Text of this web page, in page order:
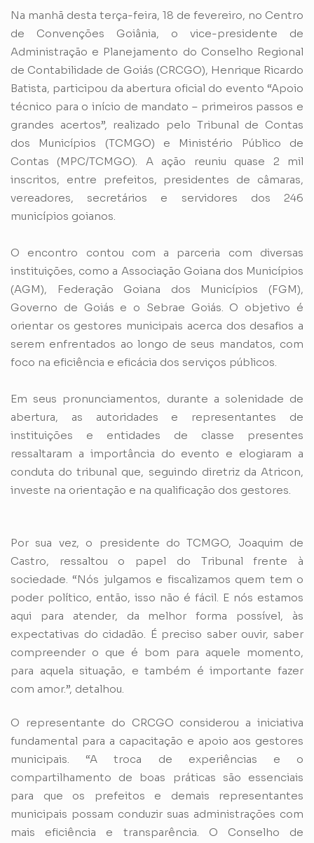
Na manhã desta terça-feira, 18 de fevereiro, no Centro
de Convenções Goiânia, o vice-presidente de
Administração e Planejamento do Conselho Regional
de Contabilidade de Goiás (CRCGO), Henrique Ricardo
Batista, participou da abertura oficial do evento “Apoio
técnico para o início de mandato – primeiros passos e
grandes acertos”, realizado pelo Tribunal de Contas
dos Municípios (TCMGO) e Ministério Público de
Contas (MPC/TCMGO). A ação reuniu quase 2 mil
inscritos, entre prefeitos, presidentes de câmaras,
vereadores, secretários e servidores dos 246
municípios goianos.
O encontro contou com a parceria com diversas
instituições, como a Associação Goiana dos Municípios
(AGM), Federação Goiana dos Municípios (FGM),
Governo de Goiás e o Sebrae Goiás. O objetivo é
orientar os gestores municipais acerca dos desafios a
serem enfrentados ao longo de seus mandatos, com
foco na eficiência e eficácia dos serviços públicos.
Em seus pronunciamentos, durante a solenidade de
abertura, as autoridades e representantes de
instituições e entidades de classe presentes
ressaltaram a importância do evento e elogiaram a
conduta do tribunal que, seguindo diretriz da Atricon,
investe na orientação e na qualificação dos gestores.
Por sua vez, o presidente do TCMGO, Joaquim de
Castro, ressaltou o papel do Tribunal frente à
sociedade. “Nós julgamos e fiscalizamos quem tem o
poder político, então, isso não é fácil. E nós estamos
aqui para atender, da melhor forma possível, às
expectativas do cidadão. É preciso saber ouvir, saber
compreender o que é bom para aquele momento,
para aquela situação, e também é importante fazer
com amor.”, detalhou.
O representante do CRCGO considerou a iniciativa
fundamental para a capacitação e apoio aos gestores
municipais. “A troca de experiências e o
compartilhamento de boas práticas são essenciais
para que os prefeitos e demais representantes
municipais possam conduzir suas administrações com
mais eficiência e transparência. O Conselho de